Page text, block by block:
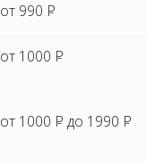
от 990 P
от 1000 P
от 1000 P до 1990 P